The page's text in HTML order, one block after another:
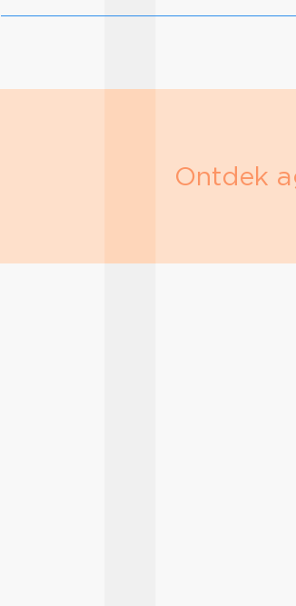
Ontdek